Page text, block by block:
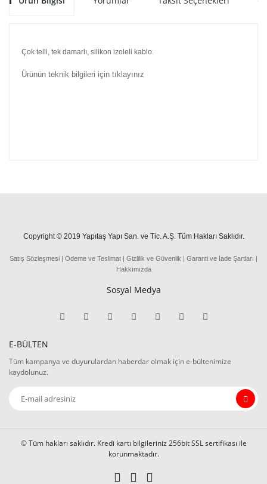
Çok telli, tek damarlı, silikon izoleli kablo.
Ürünün teknik bilgileri için tıklayınız
Copyright © 2019 Yapıtaş Yapı San. ve Tic. A.Ş. Tüm Hakları Saklıdır.
Satış Sözleşmesi | Ödeme ve Teslimat | Gizlilik ve Güvenlik | Garanti ve İade Şartları |
Hakkımızda
Sosyal Medya
E-BÜLTEN
Tüm kampanya ve duyurulardan haberdar olmak için e-bültenimize
kaydolunuz.
© Tüm hakları saklıdır. Kredi kartı bilgileriniz 256bit SSL sertifikası ile
korunmaktadır.